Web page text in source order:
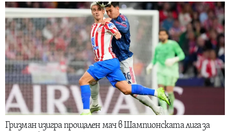
Гризман изигра прощален мач в Шампионската лига за